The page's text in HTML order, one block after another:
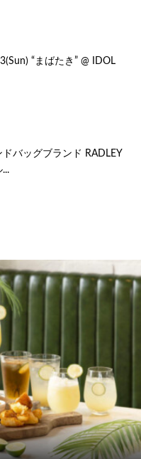
“まばたき” @ IDOL
バッグブランド RADLEY